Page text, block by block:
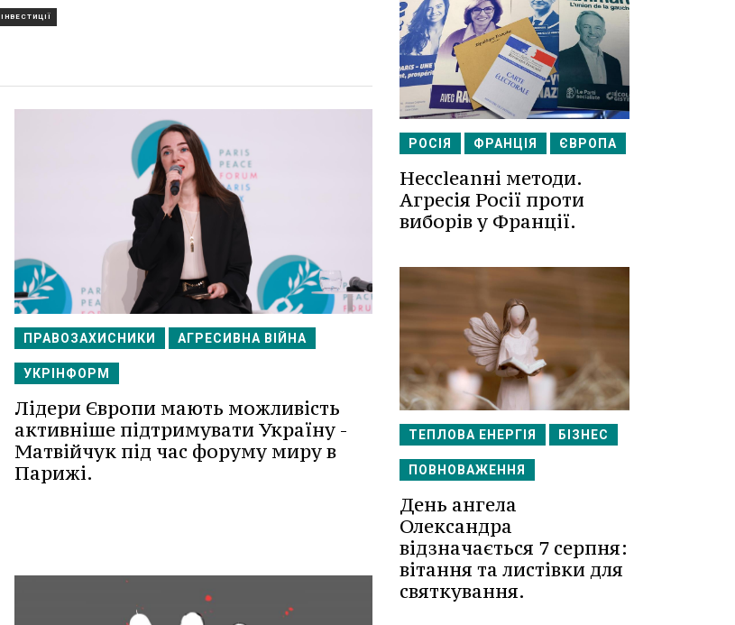
ІНВЕСТИЦІЇ
ПРАВОЗАХИСНИКИ АГРЕСИВНА ВІЙНА
УКРІНФОРМ
Лідери Європи мають можливість
активніше підтримувати Україну -
Матвійчук під час форуму миру в
Парижі.
РОСІЯ ФРАНЦІЯ ЄВРОПА
Несcleanні методи.
Агресія Росії проти
виборів у Франції.
ТЕПЛОВА ЕНЕРГІЯ БІЗНЕС
ПОВНОВАЖЕННЯ
День ангела
Олександра
відзначається 7 серпня:
вітання та листівки для
святкування.